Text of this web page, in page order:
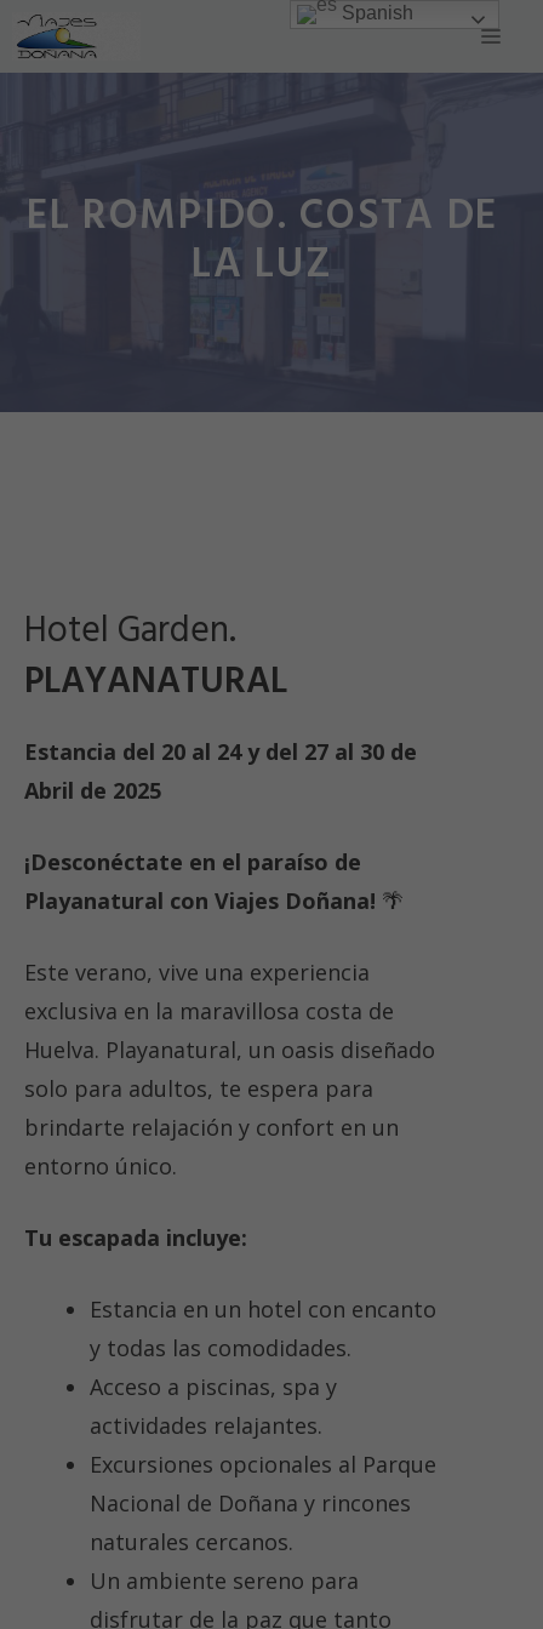
Saltar
EL ROMPIDO. COSTA DE
LA LUZ
Hotel Garden.
PLAYANATURAL
Estancia del 20 al 24 y del 27 al 30 de
Abril de 2025
¡Desconéctate en el paraíso de
Playanatural con Viajes Doñana! 🌴
Este verano, vive una experiencia
exclusiva en la maravillosa costa de
Huelva. Playanatural, un oasis diseñado
solo para adultos, te espera para
brindarte relajación y confort en un
entorno único.
Tu escapada incluye:
Estancia en un hotel con encanto
y todas las comodidades.
Acceso a piscinas, spa y
actividades relajantes.
Excursiones opcionales al Parque
Nacional de Doñana y rincones
naturales cercanos.
Un ambiente sereno para
disfrutar de la paz que tanto
Spanish